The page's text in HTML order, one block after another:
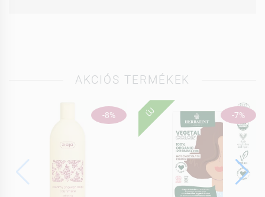
AKCIÓS TERMÉKEK
-8% -7%
ÚJ